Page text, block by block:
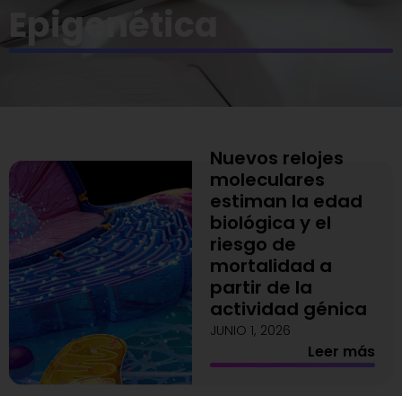
Epigenética
Nuevos relojes
moleculares
estiman la edad
biológica y el
riesgo de
mortalidad a
partir de la
actividad génica
JUNIO 1, 2026
Leer más
PáginaPágina